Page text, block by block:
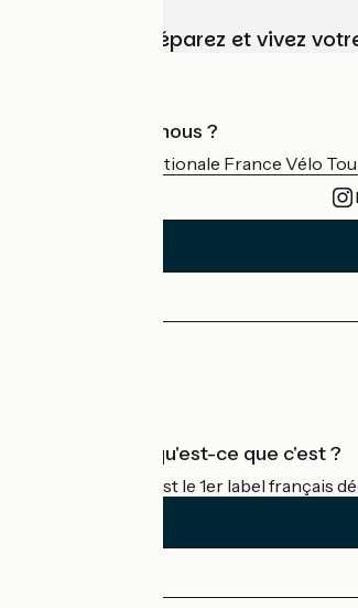
Choisissez, préparez et vivez
Qui sommes-nous ?
L'association nationale France Vélo
Accueil Vélo qu'est-ce que c'est ?
Accueil Vélo c'est le 1er label français